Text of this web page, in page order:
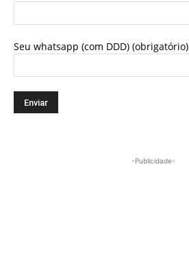
Seu whatsapp (com DDD) (obrigatório)
-Publicidade-